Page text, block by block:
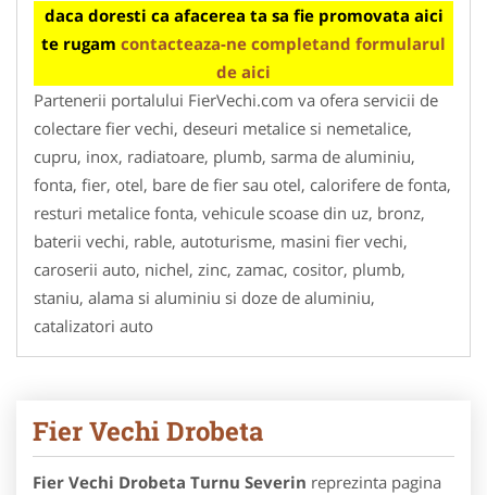
daca doresti ca afacerea ta sa fie promovata aici
te rugam contacteaza-ne completand formularul
de aici
Partenerii portalului FierVechi.com va ofera servicii de
colectare fier vechi, deseuri metalice si nemetalice,
cupru, inox, radiatoare, plumb, sarma de aluminiu,
fonta, fier, otel, bare de fier sau otel, calorifere de fonta,
resturi metalice fonta, vehicule scoase din uz, bronz,
baterii vechi, rable, autoturisme, masini fier vechi,
caroserii auto, nichel, zinc, zamac, cositor, plumb,
staniu, alama si aluminiu si doze de aluminiu,
catalizatori auto
Fier Vechi Drobeta
Fier Vechi Drobeta Turnu Severin reprezinta pagina